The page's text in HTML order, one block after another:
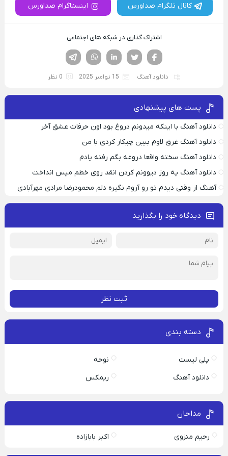
کانال تلگرام صداورس اینستاگرام صداورس
اشتراک گذاری در شبکه های اجتماعی
لینکدین تویتر
فیسوک
دانلود آهنگ 15 نوامبر 2025 0 نظر
پست های پیشنهادی
دانلود آهنگ با اینکه میدونم دروغ بود اون حرفات عشق آخر
دانلود آهنگ غرق لاوم ببین چیکار کردی با من
دانلود آهنگ سخته واقعا دروغه بگم رفته یادم
دانلود آهنگ یه روز دیوونم کردن انقد روی خطم میس انداخت
آهنگ از وقتی دیدم تو رو آروم نگیره دلم محمودرضا مرادی مهرآبادی
دیدگاه خود را بگذارید
ثبت نظر
دسته بندی
پلی لیست
نوحه
دانلود آهنگ
ریمکس
مداحان
رحیم منزوی اکبر بابازاده